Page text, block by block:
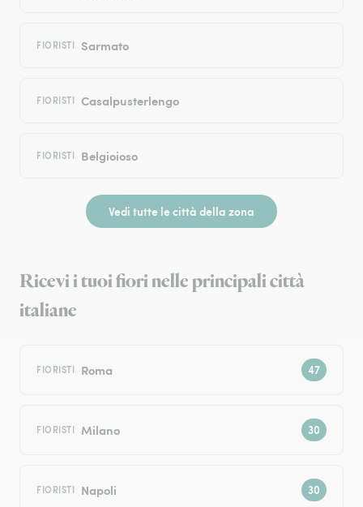
FIORISTI Sarmato
FIORISTI Casalpusterlengo
FIORISTI Belgioioso
Vedi tutte le città della zona
Ricevi i tuoi fiori nelle principali città
italiane
FIORISTI Roma
FIORISTI Milano
FIORISTI Napoli